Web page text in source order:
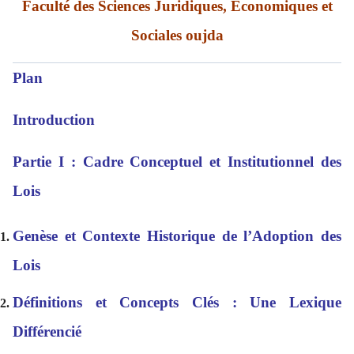
Faculté des Sciences Juridiques, Économiques et
Sociales oujda
Plan
Introduction
Partie I : Cadre Conceptuel et Institutionnel des
Lois
Genèse et Contexte Historique de l’Adoption des
Lois
Définitions et Concepts Clés : Une Lexique
Différencié